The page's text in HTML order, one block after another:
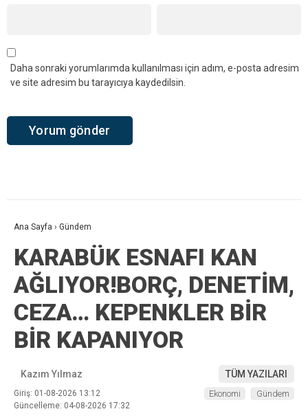
Daha sonraki yorumlarımda kullanılması için adım, e-posta adresim
ve site adresim bu tarayıcıya kaydedilsin.
Ana Sayfa › Gündem
KARABÜK ESNAFI KAN
AĞLIYOR!BORÇ, DENETİM,
CEZA… KEPENKLER BİR
BİR KAPANIYOR
Kazım Yılmaz TÜM YAZILARI
Giriş: 01-08-2026 13:12
Güncelleme: 04-08-2026 17:32
Ekonomi Gündem